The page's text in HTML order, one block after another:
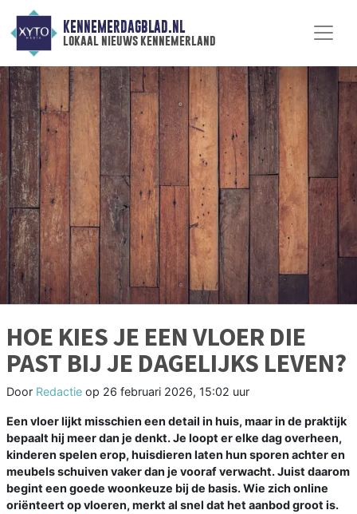
KENNEMERDAGBLAD.NL
lokaal nieuws kennemerland
HOE KIES JE EEN VLOER DIE
PAST BIJ JE DAGELIJKS LEVEN?
Door Redactie op 26 februari 2026, 15:02 uur
Een vloer lijkt misschien een detail in huis, maar in de praktijk
bepaalt hij meer dan je denkt. Je loopt er elke dag overheen,
kinderen spelen erop, huisdieren laten hun sporen achter en
meubels schuiven vaker dan je vooraf verwacht. Juist daarom
begint een goede woonkeuze bij de basis. Wie zich online
oriënteert op vloeren, merkt al snel dat het aanbod groot is.